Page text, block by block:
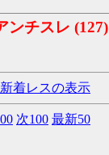
ンチスレ (127)
新着レスの表示
次100 最新50